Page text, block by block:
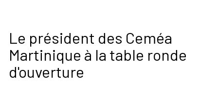
Le président des Ceméa
Martinique à la table ronde
d'ouverture